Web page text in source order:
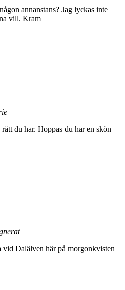
annanstans? Jag lyckas inte
vill. Kram
du har. Hoppas du har en skön
Dalälven här på morgonkvisten